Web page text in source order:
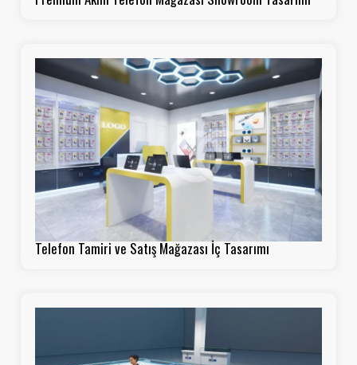
Telefon Tamiri ve Satış Mağazası İç Tasarımı